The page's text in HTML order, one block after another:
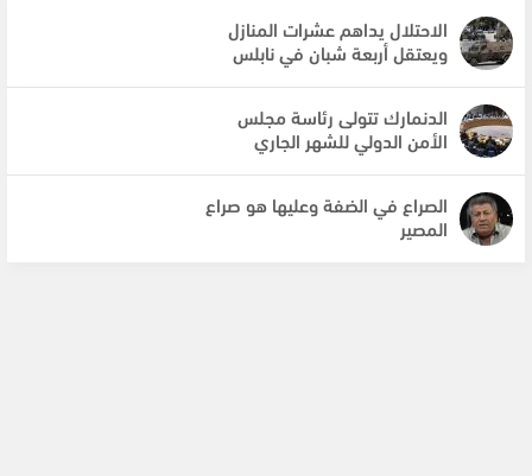
الاحتلال يداهم عشرات المنازل
ويعتقل أربعة شبان في نابلس
الدنمارك تتولى رئاسة مجلس
الأمن الدولي للشهر الجاري
الصراع في الضفة وعليها هو صراع
المصير